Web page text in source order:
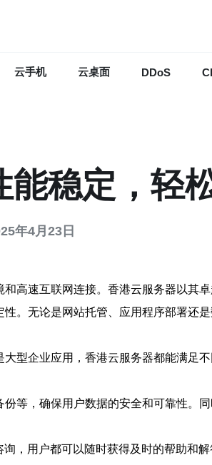
云手机 云桌面 DDoS
稳定，轻
年4月23日
高速互联网连接。香港云服务器以其
。无论是网站托管、应用程序部署还
型企业应用，香港云服务器都能满足
等，确保用户数据的安全和可靠性。
，用户都可以随时获得及时的帮助和